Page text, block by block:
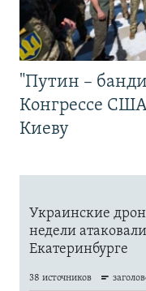
"Путин –
Конгрессе
Киеву